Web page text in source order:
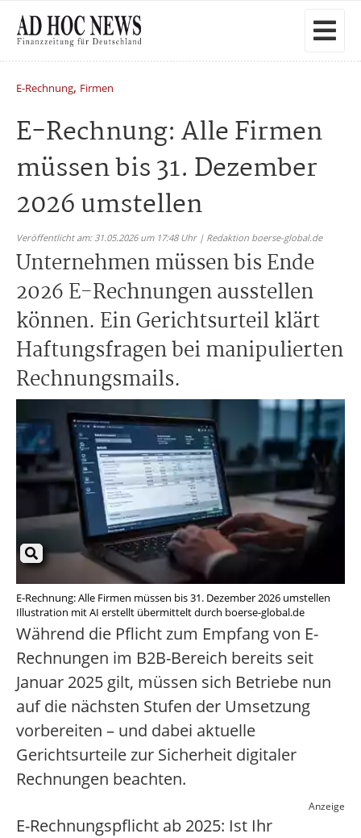
E-Rechnung, Firmen
E-Rechnung: Alle Firmen
müssen bis 31. Dezember
2026 umstellen
Veröffentlicht am: 31.05.2026 um 17:48 Uhr | Redaktion boerse-global.de
Unternehmen müssen bis Ende
2026 E-Rechnungen ausstellen
können. Ein Gerichtsurteil klärt
Haftungsfragen bei manipulierten
Rechnungsmails.
E-Rechnung: Alle Firmen müssen bis 31. Dezember 2026 umstellen
Illustration mit AI erstellt übermittelt durch boerse-global.de
Während die Pflicht zum Empfang von E-
Rechnungen im B2B-Bereich bereits seit
Januar 2025 gilt, müssen sich Betriebe nun
auf die nächsten Stufen der Umsetzung
vorbereiten – und dabei aktuelle
Gerichtsurteile zur Sicherheit digitaler
Rechnungen beachten.
Anzeige
E-Rechnungspflicht ab 2025: Ist Ihr